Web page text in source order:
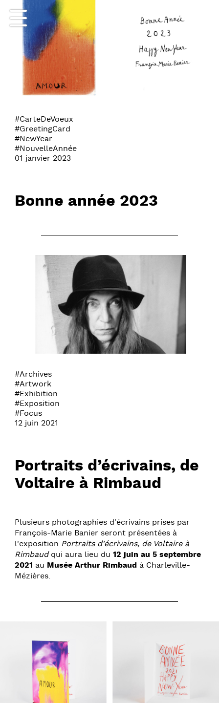
#CarteDeVoeux
#GreetingCard
#NewYear
#NouvelleAnnée
01 janvier 2023
Bonne année 2023
#Archives
#Artwork
#Exhibition
#Exposition
#Focus
12 juin 2021
Portraits d’écrivains, de
Voltaire à Rimbaud
Plusieurs photographies d'écrivains prises par
François-Marie Banier seront présentées à
l'exposition Portraits d'écrivains, de Voltaire à
Rimbaudqui aura lieu du 12 juin au 5 septembre
2021 au Musée Arthur Rimbaud à Charleville-
Mézières.